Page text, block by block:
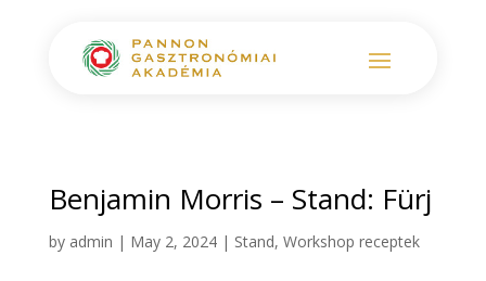
Benjamin Morris – Stand: Fürj
by admin | May 2, 2024| Stand, Workshop receptek